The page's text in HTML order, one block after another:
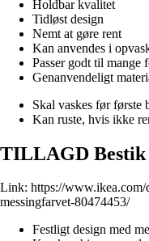
Holdbar kvalitet
Tidløst design
Nemt at gøre rent
Kan anvendes i
Passer godt til
Genanvendeligt
Skal vaskes før første
Kan ruste, hvis ikke
TILLAGD Bestik
Link: https://
messingfarvet-80474453/
Festligt design med